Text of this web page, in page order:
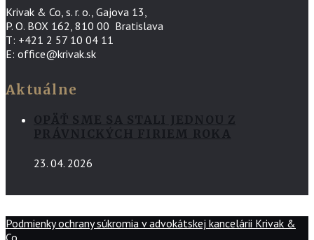
Krivak & Co, s. r. o., Gajova 13,
P. O. BOX 162, 810 00 Bratislava
T: +421 2 57 10 04 11
E: office@krivak.sk
Aktuálne
OPÄŤ SME SA STALI JEDNOU Z
PRÁVNICKÝCH FIRIEM ROKA
23. 04. 2026
Podmienky ochrany súkromia v advokátskej kancelárii Krivak &
Co